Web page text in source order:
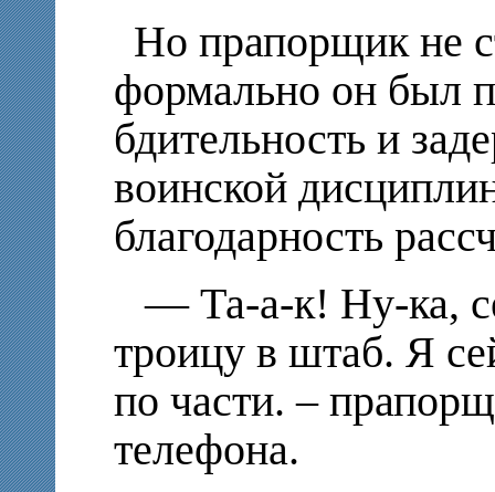
Но прапорщик не
формально он был
бдительность и
воинской
благодарность
— Та-а-к! Ну-ка,
троицу в штаб. Я
по части. –
телефона.